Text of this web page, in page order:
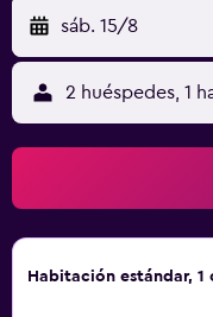
sáb. 15/8
2 huéspedes, 1
Habitación estándar, 1